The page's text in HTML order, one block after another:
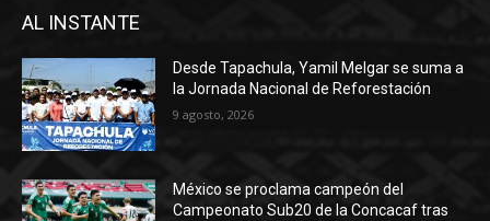
AL INSTANTE
Desde Tapachula, Yamil Melgar se suma a
la Jornada Nacional de Reforestación
9 agosto, 2026
México se proclama campeón del
Campeonato Sub20 de la Concacaf tras